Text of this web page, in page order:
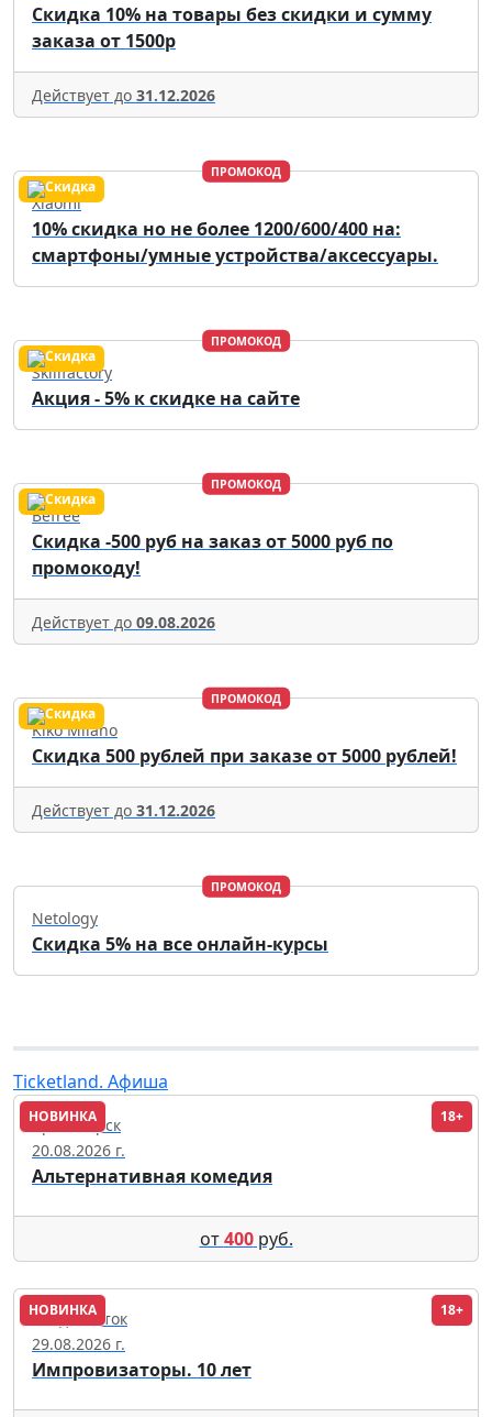
Скидка 10% на товары без скидки и сумму
заказа от 1500р
Действует до 31.12.2026
ПРОМОКОД
Xiaomi
10% скидка но не более 1200/600/400 на:
смартфоны/умные устройства/аксессуары.
ПРОМОКОД
Skillfactory
Акция - 5% к скидке на сайте
ПРОМОКОД
Befree
Скидка -500 руб на заказ от 5000 руб по
промокоду!
Действует до 09.08.2026
ПРОМОКОД
Kiko Milano
Скидка 500 рублей при заказе от 5000 рублей!
Действует до 31.12.2026
ПРОМОКОД
Netology
Скидка 5% на все онлайн-курсы
Ticketland. Афиша
НОВИНКА 18+
Красноярск
20.08.2026 г.
Альтернативная комедия
от400руб.
НОВИНКА 18+
Владивосток
29.08.2026 г.
Импровизаторы. 10 лет